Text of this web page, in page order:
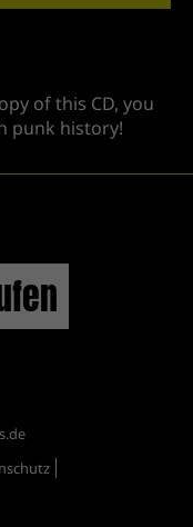
of this CD, you
punk history!